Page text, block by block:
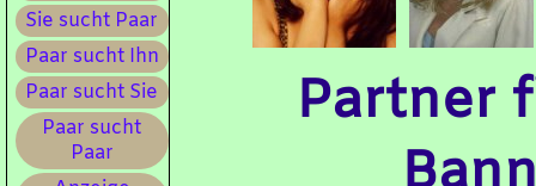
Sie sucht Paar
Paar sucht Ihn
Paar sucht Sie
Paar sucht
Paar
Partner